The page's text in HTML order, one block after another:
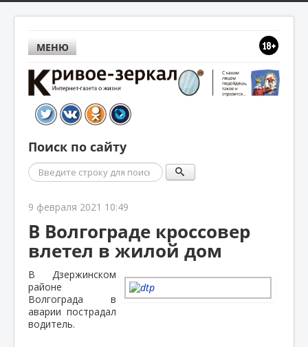
МЕНЮ
Поиск по сайту
Поиск
9 февраля 2021 10:49
В Волгограде кроссовер
влетел в жилой дом
В Дзержинском
районе
Волгограда в
аварии пострадал
водитель.